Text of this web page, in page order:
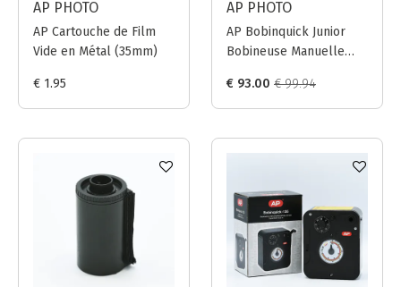
AP PHOTO
AP Cartouche de Film
Vide en Métal (35mm)
€ 1.95
AP PHOTO
AP Bobinquick Junior
Bobineuse Manuelle
Cartouche de Film Vide
€ 93.00 € 99.94